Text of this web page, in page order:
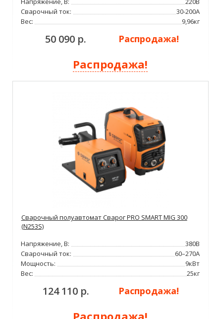
Сварочный ток:
30-200А
Вес:
9,96кг
50 090 р. Распродажа!
Распродажа!
Сварочный полуавтомат Сварог PRO SMART MIG 300
(N253S)
Напряжение, В:
380В
Сварочный ток:
60–270А
Мощность:
9кВт
Вес:
25кг
124 110 р. Распродажа!